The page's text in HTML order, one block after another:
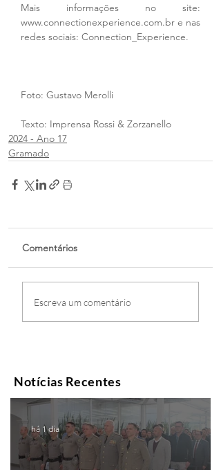
Mais informações no site:
www.connectionexperience.com.br e nas
redes sociais: Connection_Experience.
Foto: Gustavo Merolli
Texto: Imprensa Rossi & Zorzanello
2024 - Ano 17
Gramado
Comentários
Escreva um comentário
Notícias Recentes
há 1 dia